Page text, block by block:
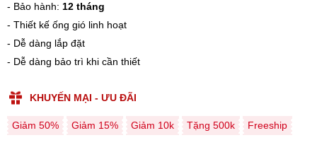
- Bảo hành: 12 tháng
- Thiết kế ống gió linh hoạt
- Dễ dàng lắp đặt
- Dễ dàng bảo trì khi cần thiết
KHUYẾN MẠI - ƯU ĐÃI
Giảm 50% Giảm 15% Giảm 10k Tặng 500k Freeship